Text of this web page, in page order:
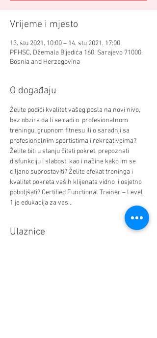
Vrijeme i mjesto
13. stu 2021. 10:00 – 14. stu 2021. 17:00
PFHSC, Džemala Bijedića 160, Sarajevo 71000,
Bosnia and Herzegovina
O događaju
Želite podići kvalitet vašeg posla na novi nivo,
bez obzira da li se radi o  profesionalnom
treningu, grupnom fitnesu ili o saradnji sa
profesionalnim sportistima i rekreativcima?
Želite biti u stanju čitati pokret, prepoznati
disfunkciju i slabost, kao i načine kako im se
ciljano suprostaviti? Želite efekat treninga i
kvalitet pokreta vaših klijenata vidno  i osjetno
poboljšati? Certified Functional Trainer – Level
1 je edukacija za vas...
Ulaznice